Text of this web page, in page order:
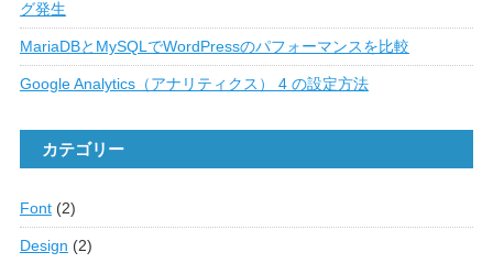
グ発生
MariaDBとMySQLでWordPressのパフォーマンスを比較
Google Analytics（アナリティクス） 4 の設定方法
カテゴリー
Font(2)
Design (2)